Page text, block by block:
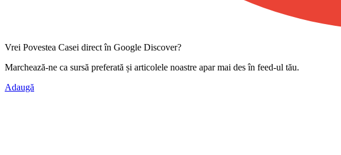
Vrei Povestea Casei direct în Google Discover?
Marchează-ne ca sursă preferată și articolele noastre apar mai des în feed-ul tău.
Adaugă